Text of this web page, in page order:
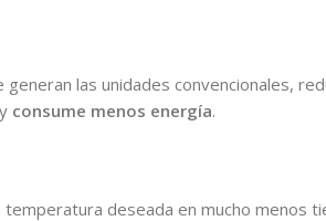
las unidades convencionales,
consume menos energía.
deseada en mucho menos